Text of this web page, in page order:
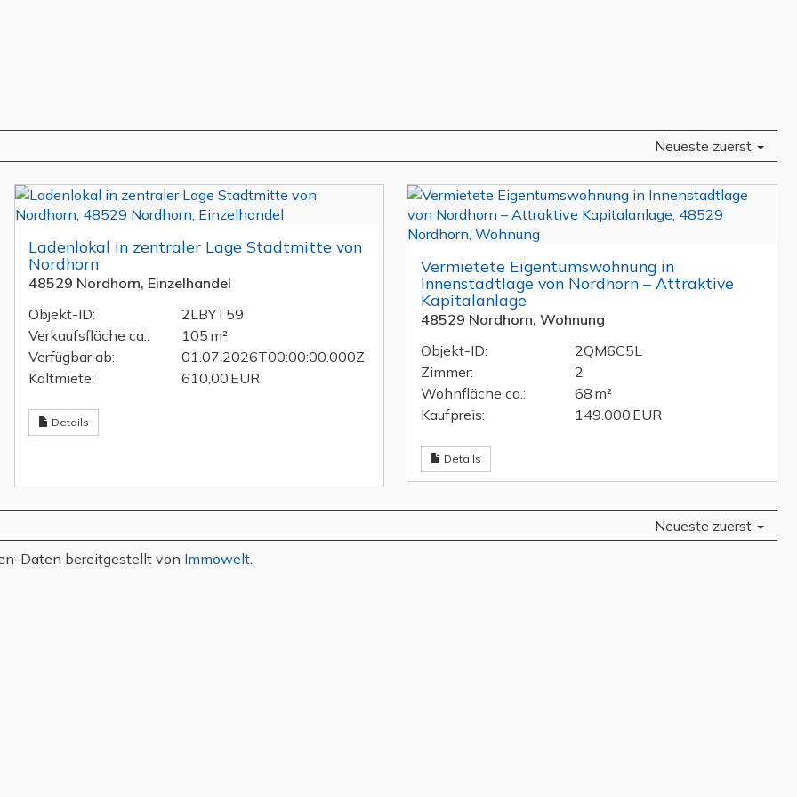
Neueste zuerst
Ladenlokal in zentraler Lage Stadtmitte von
Nordhorn
48529 Nordhorn, Einzelhandel
Objekt-ID:
2LBYT59
Verkaufsfläche ca.:
105 m²
Verfügbar ab:
01.07.2026T00:00:00.000Z
Kaltmiete:
610,00 EUR
Details
Vermietete Eigentumswohnung in
Innenstadtlage von Nordhorn – Attraktive
Kapitalanlage
48529 Nordhorn, Wohnung
Objekt-ID:
2QM6C5L
Zimmer:
2
Wohnfläche ca.:
68 m²
Kaufpreis:
149.000 EUR
Details
Neueste zuerst
Daten bereitgestellt von Immowelt.